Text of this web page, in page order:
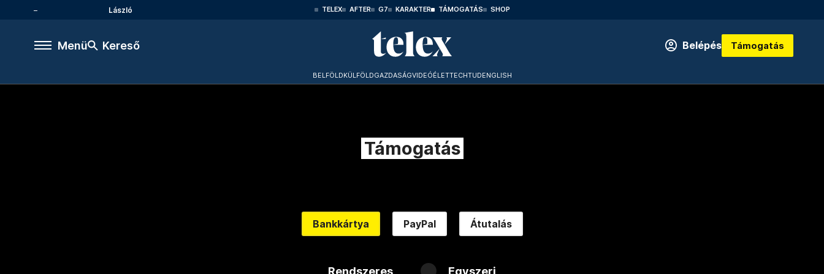
László TELEX AFTER G7 KARAKTER TÁMOGATÁS SHOP
Menü Kereső Belépés Támogatás
BELFÖLDKÜLFÖLDGAZDASÁGVIDEÓÉLETTECHTUDENGLISH
Támogatás
Bankkártya PayPal Átutalás
Rendszeres Egyszeri